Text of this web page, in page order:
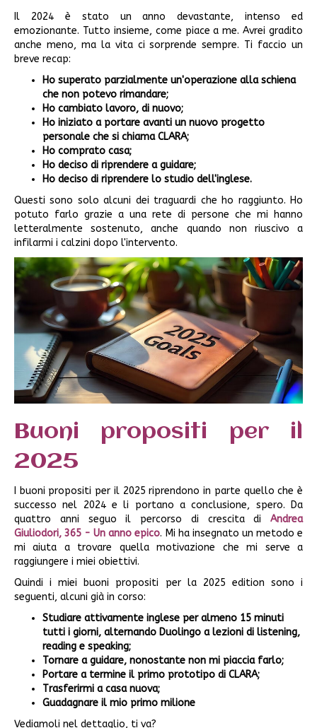
Il 2024 è stato un anno devastante, intenso ed
emozionante. Tutto insieme, come piace a me. Avrei gradito
anche meno, ma la vita ci sorprende sempre. Ti faccio un
breve recap:
Ho superato parzialmente un'operazione alla schiena
che non potevo rimandare;
Ho cambiato lavoro, di nuovo;
Ho iniziato a portare avanti un nuovo progetto
personale che si chiama CLARA;
Ho comprato casa;
Ho deciso di riprendere a guidare;
Ho deciso di riprendere lo studio dell'inglese.
Questi sono solo alcuni dei traguardi che ho raggiunto. Ho
potuto farlo grazie a una rete di persone che mi hanno
letteralmente sostenuto, anche quando non riuscivo a
infilarmi i calzini dopo l'intervento.
Buoni propositi per il
2025
I buoni propositi per il 2025 riprendono in parte quello che è
successo nel 2024 e li portano a conclusione, spero. Da
quattro anni seguo il percorso di crescita di Andrea
Giuliodori, 365 - Un anno epico. Mi ha insegnato un metodo e
mi aiuta a trovare quella motivazione che mi serve a
raggiungere i miei obiettivi.
Quindi i miei buoni propositi per la 2025 edition sono i
seguenti, alcuni già in corso:
Studiare attivamente inglese per almeno 15 minuti
tutti i giorni, alternando Duolingo a lezioni di listening,
reading e speaking;
Tornare a guidare, nonostante non mi piaccia farlo;
Portare a termine il primo prototipo di CLARA;
Trasferirmi a casa nuova;
Guadagnare il mio primo milione
Vediamoli nel dettaglio, ti va?